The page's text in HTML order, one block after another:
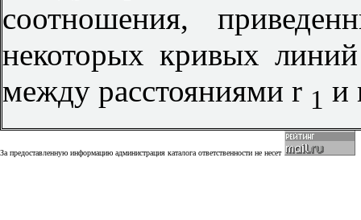
соотношения,
некоторых кривых
между расстояниями r 1 и
За предоставленную информацию администрация каталога ответственности не несет